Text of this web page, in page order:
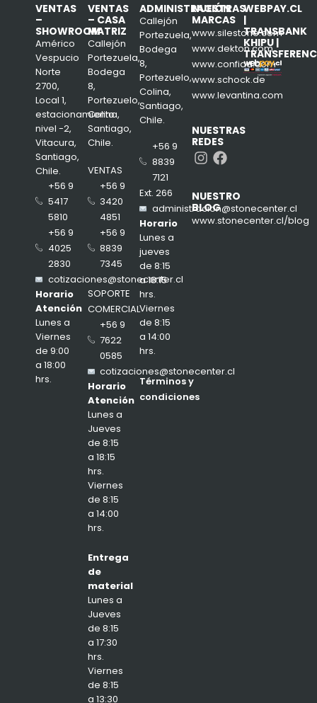
VENTAS
–
SHOWROOM
Américo
Vespucio
Norte
2700,
Local 1,
estacionamiento
nivel -2,
Vitacura,
Santiago,
Chile.
+56 9
5417
5810
+56 9
4025
2830
cotizaciones@stonecenter.cl
Horario
Atención
Lunes a
Viernes
de 9:00
a 18:00
hrs.
VENTAS
– CASA
MATRIZ
Callejón
Portezuela,
Bodega
8,
Portezuelo,
Colina,
Santiago,
Chile.
VENTAS
+56 9
3420
4851
+56 9
8839
7345
SOPORTE
COMERCIAL
+56 9
7622
0585
cotizaciones@stonecenter.cl
Horario
Atención
Lunes a
Jueves
de 8:15
a 18:15
hrs.
Viernes
de 8:15
a 14:00
hrs.
Entrega
de
material
Lunes a
Jueves
de 8:15
a 17:30
hrs.
Viernes
de 8:15
a 13:30
ADMINISTRACIÓN
Callejón
Portezuela,
Bodega
8,
Portezuelo,
Colina,
Santiago,
Chile.
+56 9
8839
7121
Ext. 266
administracion@stonecenter.cl
Horario
Lunes a
jueves
de 8:15
a 18:15
hrs.
Viernes
de 8:15
a 14:00
hrs.
Términos y
condiciones
NUESTRAS
MARCAS
www.silestone.com
www.dekton.com
www.confiad.com
www.schock.de
www.levantina.com
NUESTRAS
REDES
Instagram
Facebook
NUESTRO
BLOG
www.stonecenter.cl/blog
WEBPAY.CL
|
TRANSBANK
KHIPU |